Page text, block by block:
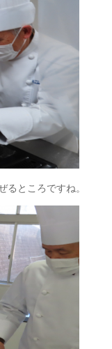
るところですね。